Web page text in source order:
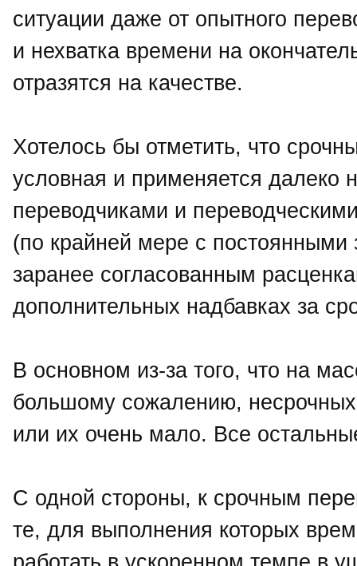
ситуации даже от опытного
и нехватка времени на
отразятся на качестве.
Хотелось бы отметить, что
условная и применяется далеко
переводчиками и
(по крайней мере с
заранее согласованным
дополнительных надбавках за
В основном из-за того, что на
большому сожалению, несрочных
или их очень мало. Все
С одной стороны, к срочным
те, для выполнения которых